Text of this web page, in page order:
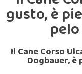
gusto, è
Il Cane Corso
Dogbauer, è